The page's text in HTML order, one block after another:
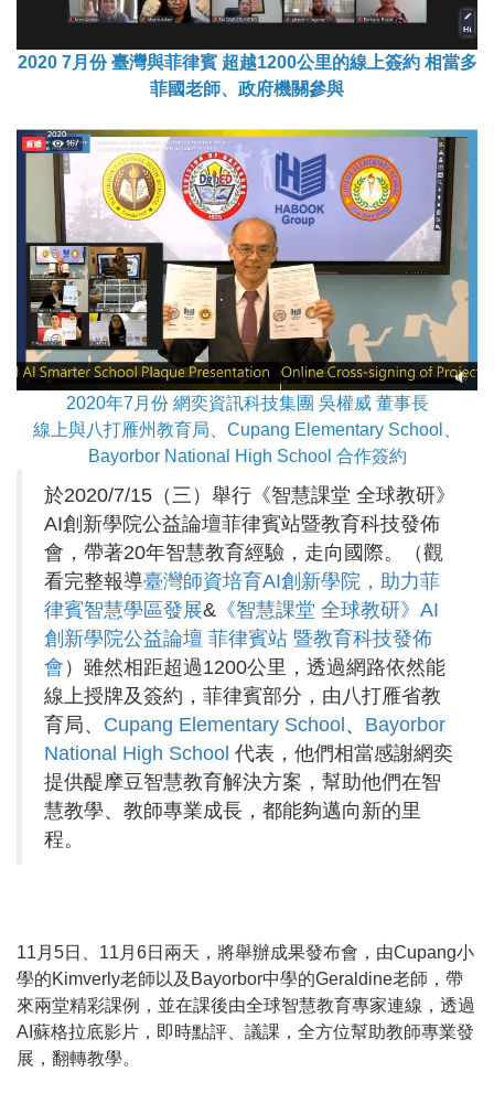
2020 7月份 臺灣與菲律賓 超越1200公里的線上簽約 相當多
菲國老師、政府機關參與
2020年7月份 網奕資訊科技集團 吳權威 董事長
線上與八打雁州教育局、Cupang Elementary School、
Bayorbor National High School 合作簽約
於2020/7/15（三）舉行《智慧課堂 全球教研》
AI創新學院公益論壇菲律賓站暨教育科技發佈
會，帶著20年智慧教育經驗，走向國際。（觀
看完整報導臺灣師資培育AI創新學院，助力菲
律賓智慧學區發展& 《智慧課堂 全球教研》AI
創新學院公益論壇 菲律賓站 暨教育科技發佈
會 ）雖然相距超過1200公里，透過網路依然能
線上授牌及簽約，菲律賓部分，由八打雁省教
育局、 Cupang Elementary School、 Bayorbor
National High School 代表，他們相當感謝網奕
提供醍摩豆智慧教育解決方案，幫助他們在智
慧教學、教師專業成長，都能夠邁向新的里
程。
11月5日、11月6日兩天，將舉辦成果發布會，由Cupang小
學的Kimverly老師以及Bayorbor中學的Geraldine老師，帶
來兩堂精彩課例，並在課後由全球智慧教育專家連線，透過
AI蘇格拉底影片，即時點評、議課，全方位幫助教師專業發
展，翻轉教學。